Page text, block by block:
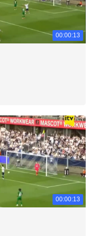
00:00:13
00:00:13